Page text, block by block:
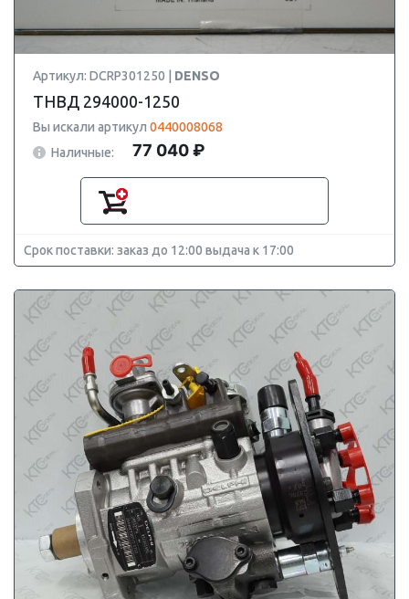
Артикул: DCRP301250 | DENSO
ТНВД 294000-1250
Вы искали артикул 0440008068
Наличные:
77 040 ₽
Срок поставки: заказ до 12:00 выдача к 17:00